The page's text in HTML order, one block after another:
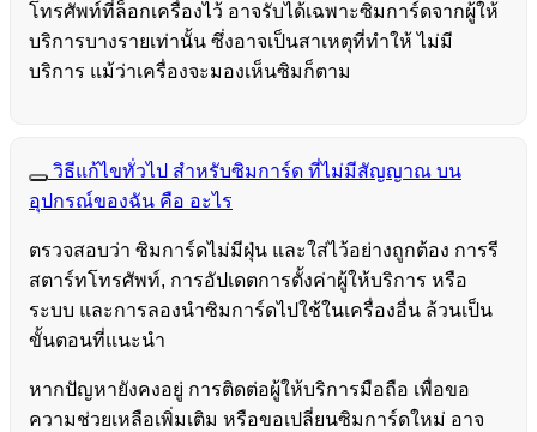
โทรศัพท์ที่ล็อกเครื่องไว้ อาจรับได้เฉพาะซิมการ์ดจากผู้ให้
บริการบางรายเท่านั้น ซึ่งอาจเป็นสาเหตุที่ทำให้ ไม่มี
บริการ แม้ว่าเครื่องจะมองเห็นซิมก็ตาม
วิธีแก้ไขทั่วไป สำหรับซิมการ์ด ที่ไม่มีสัญญาณ บน
อุปกรณ์ของฉัน คือ อะไร
ตรวจสอบว่า ซิมการ์ดไม่มีฝุ่น และใส่ไว้อย่างถูกต้อง การรี
สตาร์ทโทรศัพท์, การอัปเดตการตั้งค่าผู้ให้บริการ หรือ
ระบบ และการลองนำซิมการ์ดไปใช้ในเครื่องอื่น ล้วนเป็น
ขั้นตอนที่แนะนำ
หากปัญหายังคงอยู่ การติดต่อผู้ให้บริการมือถือ เพื่อขอ
ความช่วยเหลือเพิ่มเติม หรือขอเปลี่ยนซิมการ์ดใหม่ อาจ